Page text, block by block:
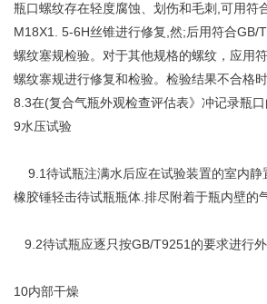
瓶口螺纹存在轻度腐蚀、划伤和毛刺,可用符
M18X1. 5-6H丝锥进行修复,然;后用符合GB/
螺纹塞规检验。对于其他规格的螺纹，应用
螺纹寨规进行修复和检验。检验结果不合格
8.3在(复合气瓶外观检查评估表》冲记录瓶口
9水压试验
9.1待试瓶注满水后应在试验装置的室内静
橡胶锤轻击待试瓶瓶体.排尽附着于瓶内壁的
9.2待试瓶应逐只按GB/T9251的要求进行外
10内部干燥